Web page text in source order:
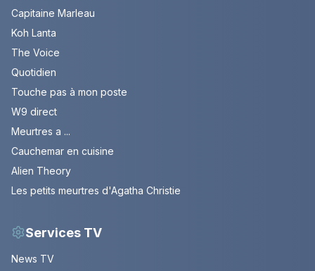
Capitaine Marleau
Koh Lanta
The Voice
Quotidien
Touche pas à mon poste
W9 direct
Meurtres a ...
Cauchemar en cuisine
Alien Theory
Les petits meurtres d'Agatha Christie
Services TV
News TV